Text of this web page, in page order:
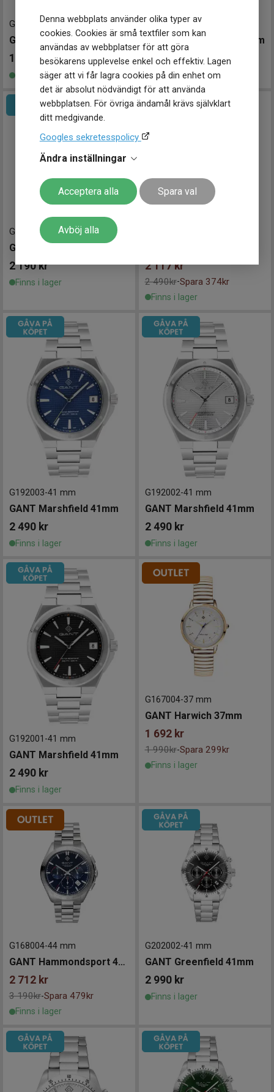
Denna webbplats använder olika typer av
cookies. Cookies är små textfiler som kan
användas av webbplatser för att göra
besökarens upplevelse enkel och effektiv. Lagen
säger att vi får lagra cookies på din enhet om
det är absolut nödvändigt för att använda
webbplatsen. För övriga ändamål krävs självklart
ditt medgivande.
Googles sekretesspolicy
Ändra inställningar
Acceptera alla Spara val
Avböj alla
G126001-28 mm
GANT Park Avenue 28mm
1 990 kr
Finns i lager
G126004-28 mm
GANT Park Avenue 28mm
2 290 kr
Finns i lager
G126010 28 mm
GANT Park Avenue 28mm
2 190 kr
Finns i lager
2 117 kr
2 490kr-Spara 374kr
Finns i lager
G192003-41 mm
GANT Marshfield 41mm
2 490 kr
Finns i lager
G192002-41 mm
GANT Marshfield 41mm
2 490 kr
Finns i lager
G192001 -41 mm
GANT Marshfield 41mm
2 490 kr
Finns i lager
G167004-37 mm
GANT Harwich 37mm
1 692 kr
1 990kr-Spara 299kr
Finns i lager
G168004-44 mm
GANT Hammondsport 44mm
2 712 kr
3 190kr-Spara 479kr
Finns i lager
G202002-41 mm
GANT Greenfield 41mm
2 990 kr
Finns i lager